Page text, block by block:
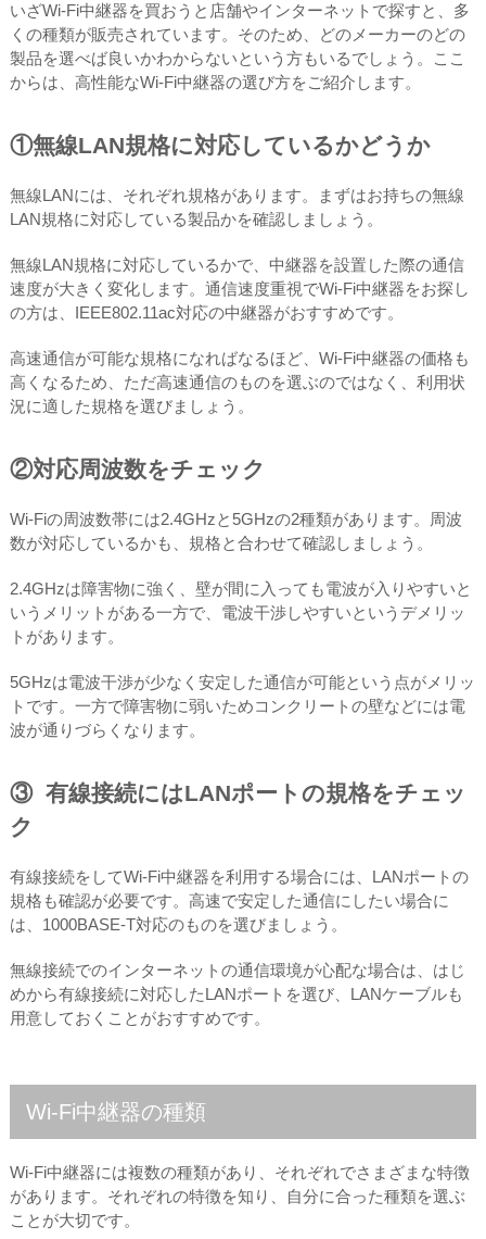
いざWi-Fi中継器を買おうと店舗やインターネットで探すと、多
くの種類が販売されています。そのため、どのメーカーのどの
製品を選べば良いかわからないという方もいるでしょう。ここ
からは、高性能なWi-Fi中継器の選び方をご紹介します。
①無線LAN規格に対応しているかどうか
無線LANには、それぞれ規格があります。まずはお持ちの無線
LAN規格に対応している製品かを確認しましょう。
無線LAN規格に対応しているかで、中継器を設置した際の通信
速度が大きく変化します。通信速度重視でWi-Fi中継器をお探し
の方は、IEEE802.11ac対応の中継器がおすすめです。
高速通信が可能な規格になればなるほど、Wi-Fi中継器の価格も
高くなるため、ただ高速通信のものを選ぶのではなく、利用状
況に適した規格を選びましょう。
②対応周波数をチェック
Wi-Fiの周波数帯には2.4GHzと5GHzの2種類があります。周波
数が対応しているかも、規格と合わせて確認しましょう。
2.4GHzは障害物に強く、壁が間に入っても電波が入りやすいと
いうメリットがある一方で、電波干渉しやすいというデメリッ
トがあります。
5GHzは電波干渉が少なく安定した通信が可能という点がメリッ
トです。一方で障害物に弱いためコンクリートの壁などには電
波が通りづらくなります。
③ 有線接続にはLANポートの規格をチェッ
ク
有線接続をしてWi-Fi中継器を利用する場合には、LANポートの
規格も確認が必要です。高速で安定した通信にしたい場合に
は、1000BASE-T対応のものを選びましょう。
無線接続でのインターネットの通信環境が心配な場合は、はじ
めから有線接続に対応したLANポートを選び、LANケーブルも
用意しておくことがおすすめです。
Wi-Fi中継器の種類
Wi-Fi中継器には複数の種類があり、それぞれでさまざまな特徴
があります。それぞれの特徴を知り、自分に合った種類を選ぶ
ことが大切です。